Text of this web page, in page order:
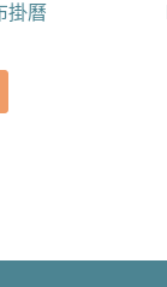
掛曆